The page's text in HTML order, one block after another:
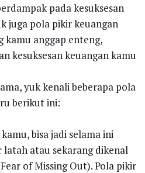
pada kesuksesan
juga pola pikir keuangan
kamu anggap enteng,
kesuksesan keuangan kamu
yuk kenali beberapa pola
berikut ini:
bisa jadi selama ini
atau sekarang dikenal
of Missing Out). Pola pikir